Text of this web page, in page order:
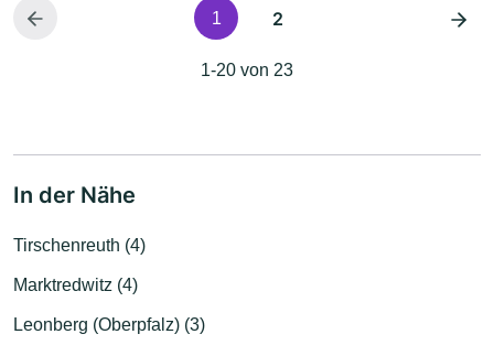
1 2
1-20 von 23
In der Nähe
Tirschenreuth (4)
Marktredwitz (4)
Leonberg (Oberpfalz) (3)